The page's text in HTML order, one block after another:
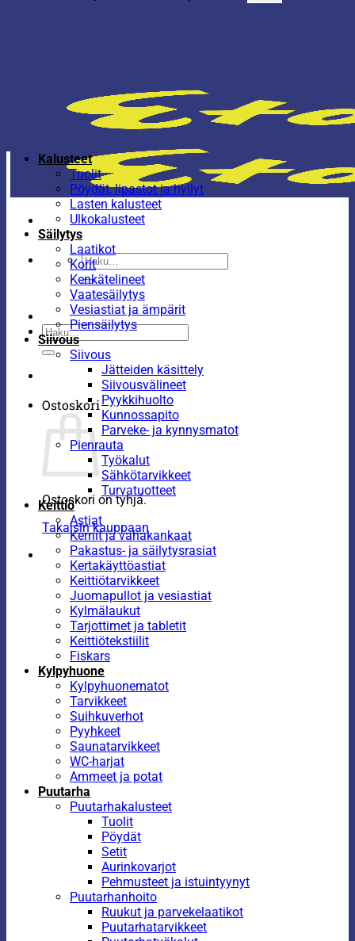
Etsi:
Etsi:
Ostoskori
Ostoskori on tyhjä.
Takaisin kauppaan
Kalusteet
Tuolit
Pöydät, lipastot ja hyllyt
Lasten kalusteet
Ulkokalusteet
Säilytys
Laatikot
Korit
Kenkätelineet
Vaatesäilytys
Vesiastiat ja ämpärit
Piensäilytys
Siivous
Siivous
Jätteiden käsittely
Siivousvälineet
Pyykkihuolto
Kunnossapito
Parveke- ja kynnysmatot
Pienrauta
Työkalut
Sähkötarvikkeet
Turvatuotteet
Keittiö
Astiat
Kernit ja vahakankaat
Pakastus- ja säilytysrasiat
Kertakäyttöastiat
Keittiötarvikkeet
Juomapullot ja vesiastiat
Kylmälaukut
Tarjottimet ja tabletit
Keittiötekstiilit
Fiskars
Kylpyhuone
Kylpyhuonematot
Tarvikkeet
Suihkuverhot
Pyyhkeet
Saunatarvikkeet
WC-harjat
Ammeet ja potat
Puutarha
Puutarhakalusteet
Tuolit
Pöydät
Setit
Aurinkovarjot
Pehmusteet ja istuintyynyt
Puutarhanhoito
Ruukut ja parvekelaatikot
Puutarhatarvikkeet